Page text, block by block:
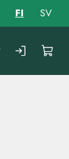
FI SV